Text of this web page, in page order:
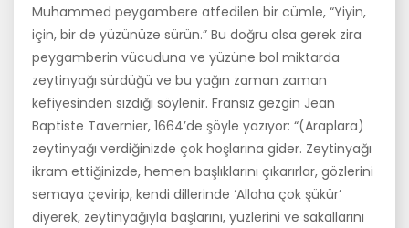
Muhammed peygambere atfedilen bir cümle, “Yiyin,
için, bir de yüzünüze sürün.” Bu doğru olsa gerek zira
peygamberin vücuduna ve yüzüne bol miktarda
zeytinyağı sürdüğü ve bu yağın zaman zaman
kefiyesinden sızdığı söylenir. Fransız gezgin Jean
Baptiste Tavernier, 1664’de şöyle yazıyor: “(Araplara)
zey­tinyağı verdiğinizde çok hoşlarına gider. Zeytinyağı
ikram ettiğinizde, hemen başlıklarını çıkarırlar, gözlerini
semaya çevirip, kendi dillerinde ‘Allaha çok şükür’
diyerek, zeytinyağıyla başlarını, yüzlerini ve sakalla­rını